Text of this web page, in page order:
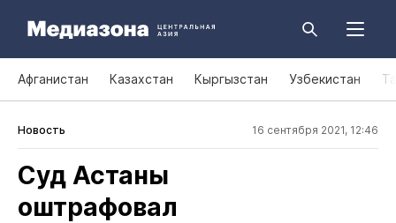
Афганистан Казахстан Кыргызстан Узбекистан
Новость 16 сентября 2021, 12:46
Суд Астаны
оштрафовал